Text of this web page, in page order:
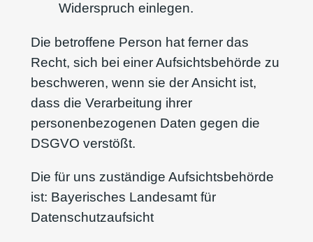
Widerspruch einlegen.
Die betroffene Person hat ferner das
Recht, sich bei einer Aufsichtsbehörde zu
beschweren, wenn sie der Ansicht ist,
dass die Verarbeitung ihrer
personenbezogenen Daten gegen die
DSGVO verstößt.
Die für uns zuständige Aufsichtsbehörde
ist: Bayerisches Landesamt für
Datenschutzaufsicht